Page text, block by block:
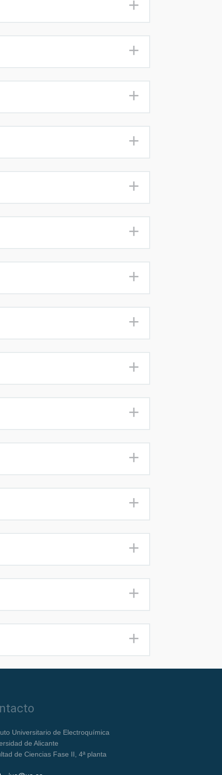
Universitario de Electroquímica
de Alicante
de Ciencias Fase II, 4ª planta